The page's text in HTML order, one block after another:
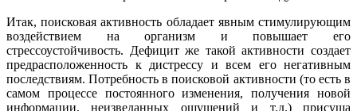
Итак, поисковая активность обладает явным стимулирующим
воздействием на организм и повышает его
стрессоустойчивость. Дефицит же такой активности создает
предрасположенность к дистрессу и всем его негативным
последствиям. Потребность в поисковой активности (то есть в
самом процессе постоянного изменения, получения новой
информации, неизведанных ощущений и т.д.) присуща